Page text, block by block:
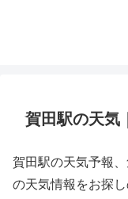
賀田駅の天気
賀田駅の天気予報
の天気情報をお探し